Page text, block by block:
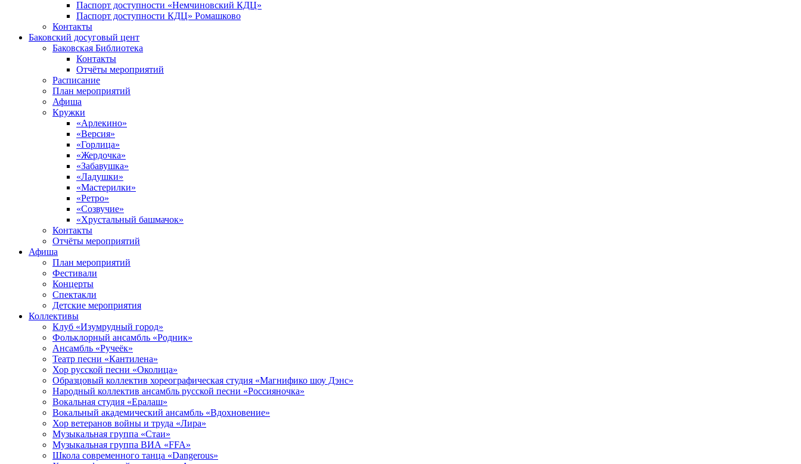
Паспорт доступности «Немчиновский КДЦ»
Паспорт доступности КДЦ» Ромашково
Контакты
Баковский досуговый цент
Баковская Библиотека
Контакты
Отчёты мероприятий
Расписание
План мероприятий
Афиша
Кружки
«Арлекино»
«Версия»
«Горлица»
«Жердочка»
«Забавушка»
«Ладушки»
«Мастерилки»
«Ретро»
«Созвучие»
«Хрустальный башмачок»
Контакты
Отчёты мероприятий
Афиша
План мероприятий
Фестивали
Концерты
Спектакли
Детские мероприятия
Коллективы
Клуб «Изумрудный город»
Фольклорный ансамбль «Родник»
Ансамбль «Ручеёк»
Театр песни «Кантилена»
Хор русской песни «Околица»
Образцовый коллектив хореографическая студия «Магнифико шоу Дэнс»
Народный коллектив ансамбль русской песни «Россияночка»
Вокальная студия «Ералаш»
Вокальный академический ансамбль «Вдохновение»
Хор ветеранов войны и труда «Лира»
Музыкальная группа «Стаи»
Музыкальная группа ВИА «FFA»
Школа современного танца «Dangerous»